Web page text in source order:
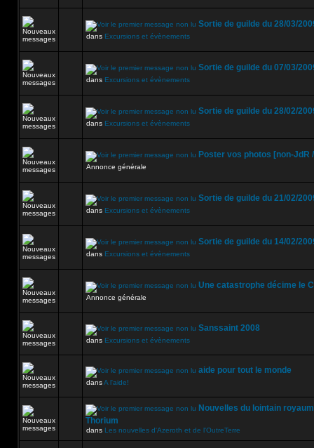
Sortie de guilde du 28/03/
dans Excursions et évènements
Sortie de guilde du 07/03/
dans Excursions et évènements
Sortie de guilde du 28/02/
dans Excursions et évènements
Poster vos photos [non-JdR
Annonce générale
Sortie de guilde du 21/02/
dans Excursions et évènements
Sortie de guilde du 14/02/
dans Excursions et évènements
Une catastrophe décime le
Annonce générale
Sanssaint 2008
dans Excursions et évènements
aide pour tout le monde
dansA l'aide!
Nouvelles du lointain
Thorium
dans Les nouvelles d'Azeroth et de l'OutreTerre